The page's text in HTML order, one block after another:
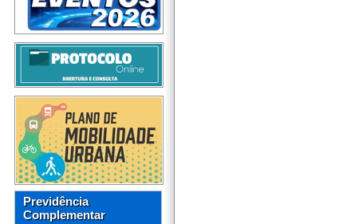
Previdência
Complementar